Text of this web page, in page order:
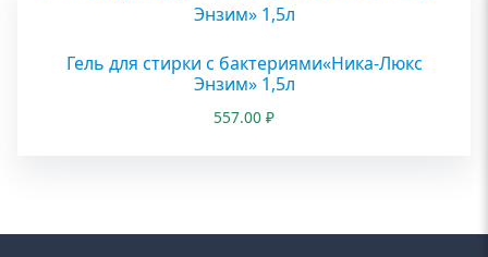
Гель для стирки с бактериями«Ника-Люкс
Энзим» 1,5л
557.00 ₽